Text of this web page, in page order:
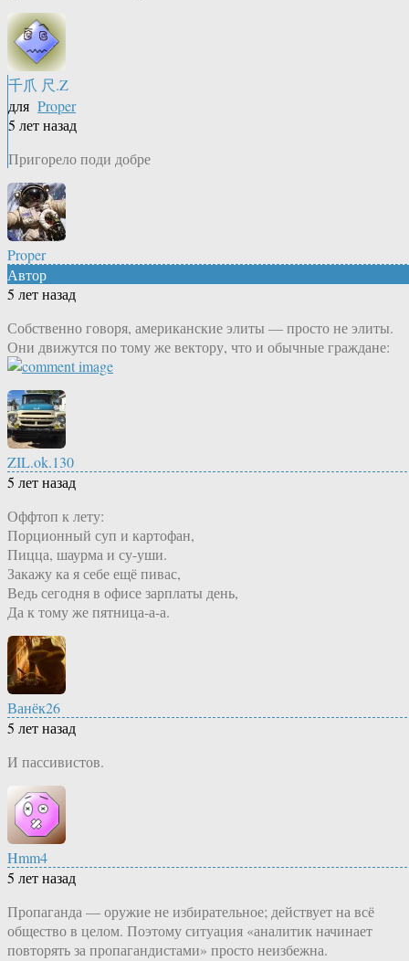
千爪 尺.Z
для Proper
5 лет назад
Пригорело поди добре
Proper
Автор
5 лет назад
Собственно говоря, американские элиты — просто не элиты.
Они движутся по тому же вектору, что и обычные граждане:
ZIL.ok.130
5 лет назад
Оффтоп к лету:
Порционный суп и картофан,
Пицца, шаурма и су-уши.
Закажу ка я себе ещё пивас,
Ведь сегодня в офисе зарплаты день,
Да к тому же пятница-а-а.
Ванёк26
5 лет назад
И пассивистов.
Hmm4
5 лет назад
Пропаганда — оружие не избирательное; действует на всё
общество в целом. Поэтому ситуация «аналитик начинает
повторять за пропагандистами» просто неизбежна.